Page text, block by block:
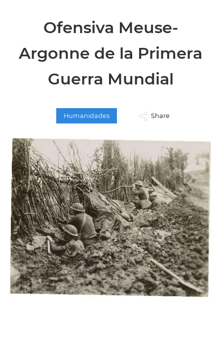
Ofensiva Meuse-
Argonne de la Primera
Guerra Mundial
Humanidades Share